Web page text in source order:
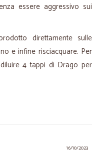
essere aggressivo sui
direttamente sulle
e infine risciacquare. Per
4 tappi di Drago per
16/10/2023